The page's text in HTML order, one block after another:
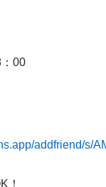
00
addfriend/s/